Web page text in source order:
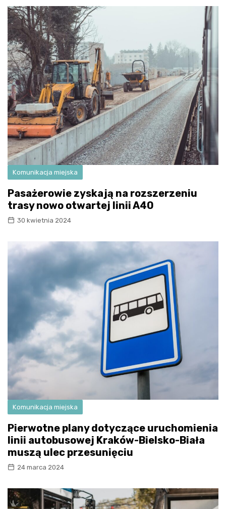
Komunikacja miejska
Pasażerowie zyskają na rozszerzeniu
trasy nowo otwartej linii A40
30 kwietnia 2024
Komunikacja miejska
Pierwotne plany dotyczące uruchomienia
linii autobusowej Kraków-Bielsko-Biała
muszą ulec przesunięciu
24 marca 2024